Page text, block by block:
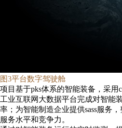
图3平台数字驾驶舱
项目基于pks体系的智能装备，采用
工业互联网大数据平台完成对智能
率；为智能制造企业提供sass服务
服务水平和竞争力。